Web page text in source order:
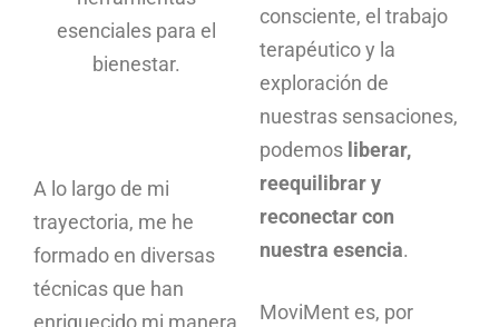
esenciales para el
bienestar.
A lo largo de mi
trayectoria, me he
formado en diversas
técnicas que han
enriquecido mi manera
consciente, el trabajo
terapéutico y la
exploración de
nuestras sensaciones,
podemos liberar,
reequilibrar y
reconectar con
nuestra esencia.
MoviMent es, por